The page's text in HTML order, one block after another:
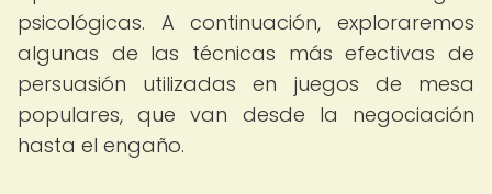
psicológicas. A continuación, exploraremos
algunas de las técnicas más efectivas de
persuasión utilizadas en juegos de mesa
populares, que van desde la negociación
hasta el engaño.